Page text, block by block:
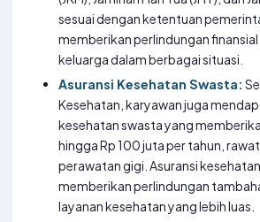
sesuai dengan ketentuan
memberikan perlindungan
keluarga dalam berbagai situasi.
Asuransi Kesehatan Swasta:
Kesehatan, karyawan juga
kesehatan swasta yang
hingga Rp 100 juta per tahun,
perawatan gigi. Asuransi
memberikan perlindungan
layanan kesehatan yang lebih luas.